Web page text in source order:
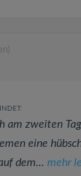
am zweiten
eine
dem... mehr